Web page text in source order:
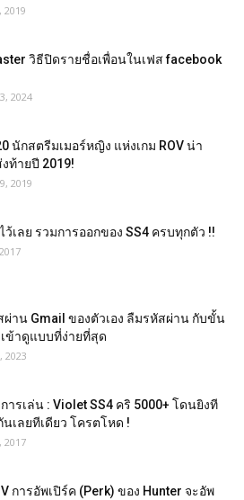
2019
วิธีปิดรายชื่อเพื่อนในเฟส facebook
2024
นักสตรีมเมอร์หญิง แห่งเกม ROV น่า
ท้ายปี 2019!
2019
ว้เลย รวมการออกของ SS4 ครบทุกตัว !!
ผ่าน Gmail ของตัวเอง ลืมรหัสผ่าน กับขั้น
ข้าดูแบบที่ง่ายที่สุด
2023
ารเล่น : Violet SS4 คริ 5000+ โดนยิงที
เลยทีเดียว โครตโหด !
2017
V การอัพเปิร์ค (Perk) ของ Hunter จะอัพ